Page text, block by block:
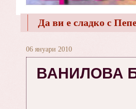
Да ви е сладко с
06 януари 2010
ВАНИЛОВА